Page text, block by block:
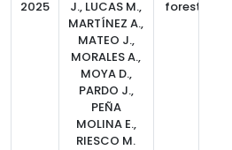
2025
J., LUCAS M.,
MARTÍNEZ A.,
MATEO J.,
MORALES A.,
MOYA D.,
PARDO J.,
PEÑA
MOLINA E.,
RIESCO M.
forestales,